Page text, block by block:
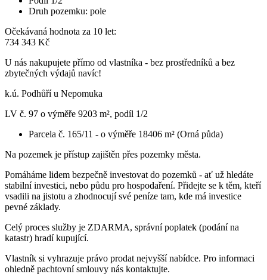
Druh pozemku: pole
Očekávaná hodnota za 10 let:
734 343 Kč
U nás nakupujete přímo od vlastníka - bez prostředníků a bez
zbytečných výdajů navíc!
k.ú. Podhůří u Nepomuka
LV č. 97 o výměře 9203 m², podíl 1/2
Parcela č. 165/11 - o výměře 18406 m² (Orná půda)
Na pozemek je přístup zajištěn přes pozemky města.
Pomáháme lidem bezpečně investovat do pozemků - ať už hledáte
stabilní investici, nebo půdu pro hospodaření. Přidejte se k těm, kteří
vsadili na jistotu a zhodnocují své peníze tam, kde má investice
pevné základy.
Celý proces služby je ZDARMA, správní poplatek (podání na
katastr) hradí kupující.
Vlastník si vyhrazuje právo prodat nejvyšší nabídce. Pro informaci
ohledně pachtovní smlouvy nás kontaktujte.